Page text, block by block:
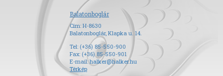
Balatonboglár
Cím: H-8630
Balatonboglár, Klapka u. 14.
Tel: (+36) 85-550-900
Fax: (+36) 85-550-901
E-mail:halker@halker.hu
Térkép